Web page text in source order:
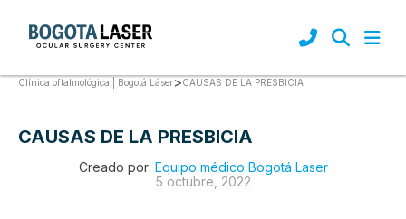
Clínica oftalmológica | Bogotá Láser>CAUSAS DE LA PRESBICIA
CAUSAS DE LA PRESBICIA
Creado por: Equipo médico Bogotá Laser
5 octubre, 2022